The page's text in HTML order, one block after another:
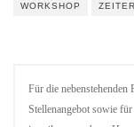
WORKSHOP
Für die nebenstehenden
Stellenangebot sowie